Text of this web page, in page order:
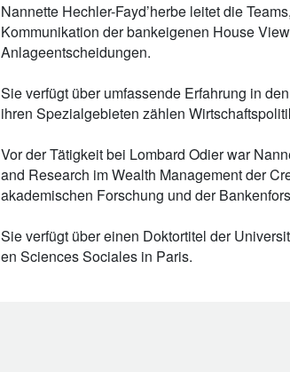
Nannette Hechler-Fayd’herbe leitet die
Kommunikation der bankeigenen House
Anlageentscheidungen.
Sie verfügt über umfassende Erfahrung in
ihren Spezialgebieten zählen
Vor der Tätigkeit bei Lombard Odier war
and Research im Wealth Management der
akademischen Forschung und der
Sie verfügt über einen Doktortitel der
en Sciences Sociales in Paris.